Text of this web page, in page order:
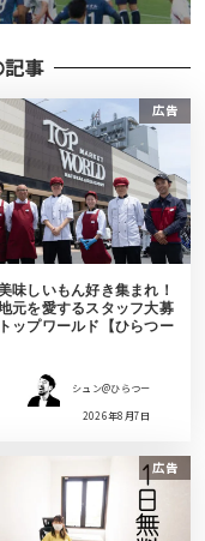
事
広告
味しいもん好き集まれ！
元を愛するスタッフ大募
ップワールド【ひらつー
シュン@ひらつー
2026年8月7日
広告